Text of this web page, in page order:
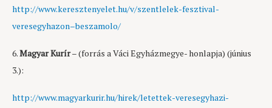
http://www.keresztenyelet.hu/v/szentlelek-fesztival-
veresegyhazon–beszamolo/
6.Magyar Kurír– (forrás a Váci Egyházmegye- honlapja) (június
3.):
http://www.magyarkurir.hu/hirek/letettek-veresegyhazi-